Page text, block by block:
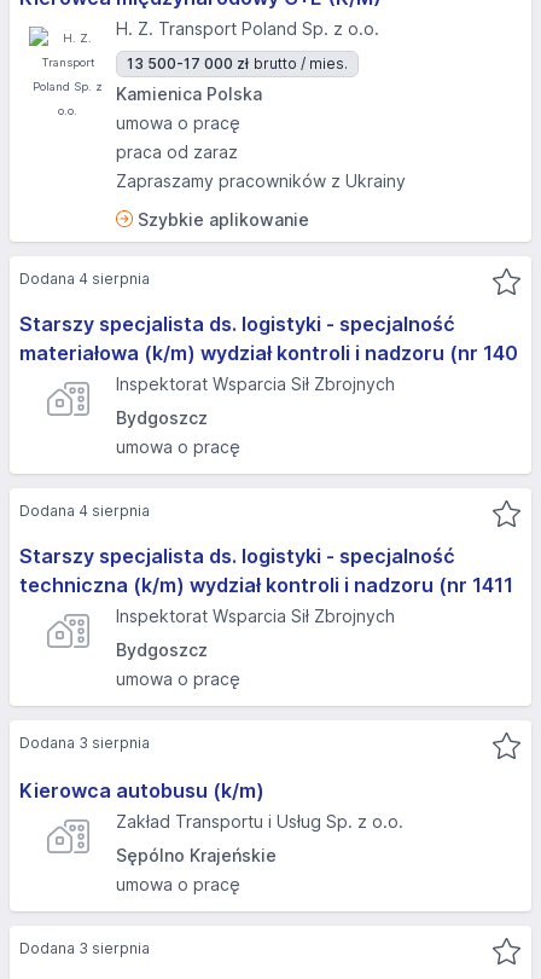
H. Z. Transport Poland Sp. z o.o.
13 500-17 000 zł brutto / mies.
Kamienica Polska
umowa o pracę
praca od zaraz
Zapraszamy pracowników z Ukrainy
Szybkie aplikowanie
Starszy specjalista ds. logistyki - specjalność
materiałowa (k/m) wydział kontroli i nadzoru (nr 140
Inspektorat Wsparcia Sił Zbrojnych
Bydgoszcz
umowa o pracę
Dodana 4 sierpnia
Starszy specjalista ds. logistyki - specjalność
techniczna (k/m) wydział kontroli i nadzoru (nr 1411
Inspektorat Wsparcia Sił Zbrojnych
Bydgoszcz
umowa o pracę
Dodana 4 sierpnia
Kierowca autobusu (k/m)
Zakład Transportu i Usług Sp. z o.o.
Sępólno Krajeńskie
umowa o pracę
Dodana 3 sierpnia
Dodana 3 sierpnia